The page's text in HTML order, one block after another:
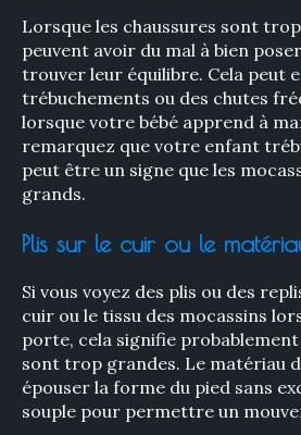
Lorsque les chaussures sont
peuvent avoir du mal à bien
trouver leur équilibre. Cela peut
trébuchements ou des chutes
lorsque votre bébé apprend à
remarquez que votre enfant
peut être un signe que les
grands.
Plis sur le cuir ou le
Si vous voyez des plis ou des
cuir ou le tissu des mocassins
porte, cela signifie probablement
sont trop grandes. Le matériau
épouser la forme du pied sans
souple pour permettre un